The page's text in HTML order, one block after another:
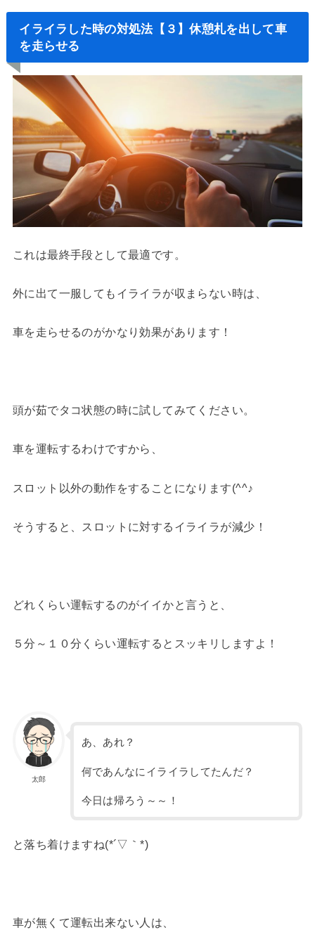
イライラした時の対処法【３】休憩札を出して車
を走らせる
これは最終手段として最適です。
外に出て一服してもイライラが収まらない時は、
車を走らせるのがかなり効果があります！
頭が茹でタコ状態の時に試してみてください。
車を運転するわけですから、
スロット以外の動作をすることになります(^^♪
そうすると、スロットに対するイライラが減少！
どれくらい運転するのがイイかと言うと、
５分～１０分くらい運転するとスッキリしますよ！
太郎
あ、あれ？
何であんなにイライラしてたんだ？
今日は帰ろう～～！
と落ち着けますね(*´▽｀*)
車が無くて運転出来ない人は、